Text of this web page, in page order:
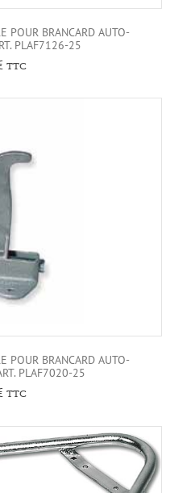
POUR BRANCARD AUTO-
PLAF7126-25
TTC
POUR BRANCARD AUTO-
PLAF7020-25
TTC